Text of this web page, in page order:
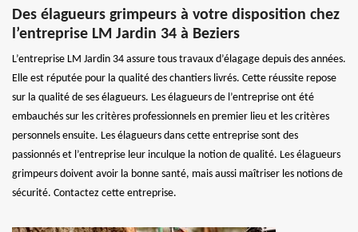
Des élagueurs grimpeurs à votre disposition chez
l’entreprise LM Jardin 34 à Beziers
L’entreprise LM Jardin 34 assure tous travaux d’élagage depuis des années.
Elle est réputée pour la qualité des chantiers livrés. Cette réussite repose
sur la qualité de ses élagueurs. Les élagueurs de l’entreprise ont été
embauchés sur les critères professionnels en premier lieu et les critères
personnels ensuite. Les élagueurs dans cette entreprise sont des
passionnés et l’entreprise leur inculque la notion de qualité. Les élagueurs
grimpeurs doivent avoir la bonne santé, mais aussi maîtriser les notions de
sécurité. Contactez cette entreprise.